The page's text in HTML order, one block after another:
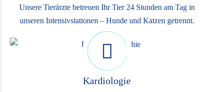
Unsere Tierärzte betreuen Ihr Tier 24 Stunden am Tag in
unseren Intensivstationen – Hunde und Katzen getrennt.
Kardiologie